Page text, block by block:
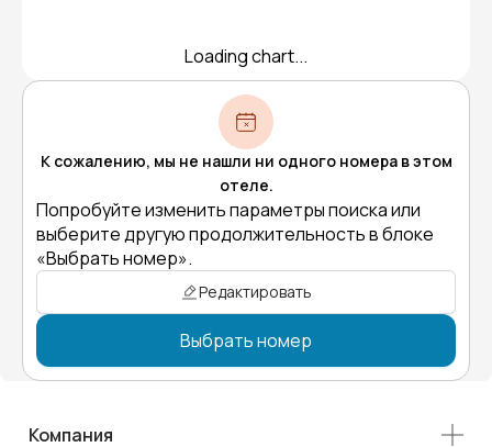
Loading chart...
К сожалению, мы не нашли ни одного номера в этом
отеле.
Попробуйте изменить параметры поиска или
выберите другую продолжительность в блоке
«Выбрать номер».
Редактировать
Выбрать номер
Компания